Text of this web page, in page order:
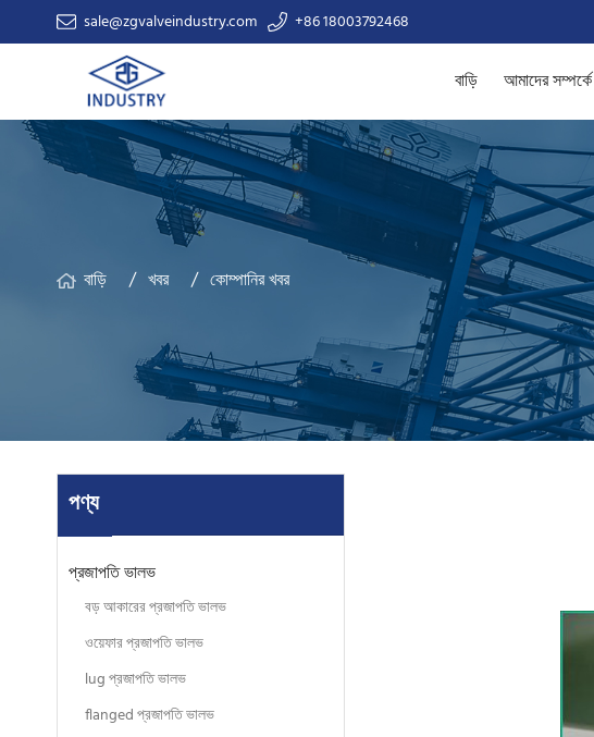
sale@zgvalveindustry.com +86 18003792468
বাড়ি আমাদের সম্পর্কে
বাড়ি খবর কোম্পানির খবর
পণ্য
প্রজাপতি ভালভ
বড় আকারের প্রজাপতি ভালভ
ওয়েফার প্রজাপতি ভালভ
lug প্রজাপতি ভালভ
flanged প্রজাপতি ভালভ